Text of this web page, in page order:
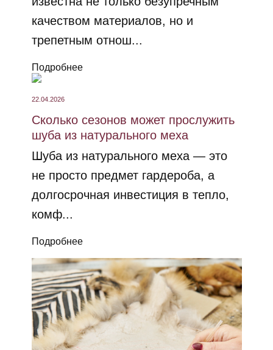
качеством материалов, но и
трепетным отнош...
Подробнее
22.04.2026
Сколько сезонов может прослужить
шуба из натурального меха
Шуба из натурального меха — это
не просто предмет гардероба, а
долгосрочная инвестиция в тепло,
комф...
Подробнее